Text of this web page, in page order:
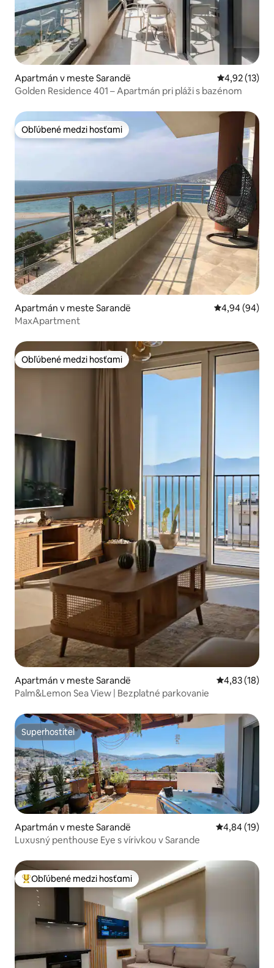
Apartmán v meste Sarandë Priemerné
4,92 (13)
Golden Residence 401 – Apartmán pri pláži s bazénom
Obľúbené medzi hosťami
Obľúbené medzi hosťami
Apartmán v meste Sarandë Priemerné
4,94 (94)
MaxApartment
Obľúbené medzi hosťami
Obľúbené medzi hosťami
Apartmán v meste Sarandë Priemerné
4,83 (18)
Palm&Lemon Sea View | Bezplatné parkovanie
Superhostiteľ
Superhostiteľ
Apartmán v meste Sarandë Priemerné
4,84 (19)
Luxusný penthouse Eye s vírivkou v Sarande
Najobľúbenejšie medzi hosťami
Obľúbené medzi hosťami